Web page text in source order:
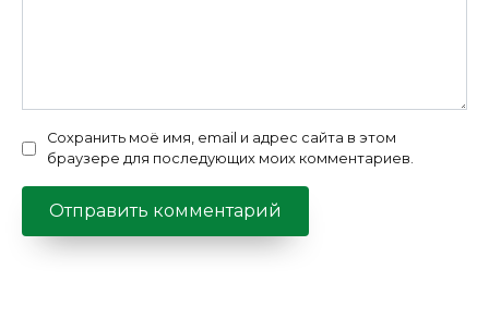
Сохранить моё имя, email и адрес сайта в этом
браузере для последующих моих комментариев.